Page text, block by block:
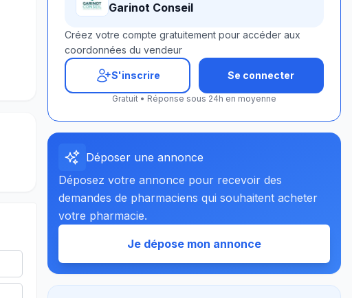
Garinot Conseil
Créez votre compte gratuitement pour accéder aux
coordonnées du vendeur
S'inscrire Se connecter
Gratuit • Réponse sous 24h en moyenne
Déposer une annonce
Déposez votre annonce pour recevoir des
demandes de pharmaciens qui souhaitent acheter
votre pharmacie.
Je dépose mon annonce